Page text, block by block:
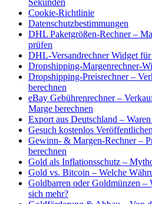
Sekunden
Cookie-Richtlinie
Datenschutzbestimmungen
DHL Paketgrößen-Rechner –
prüfen
DHL-Versandrechner Widget für
Dropshipping-Margenrechner-
Dropshipping-Preisrechner –
berechnen
eBay Gebührenrechner –
Marge berechnen
Export aus Deutschland –
Gesuch kostenlos Veröffentlichen
Gewinn- & Margen-Rechner –
berechnen
Gold als Inflationsschutz –
Gold vs. Bitcoin – Welche
Goldbarren oder Goldmünzen –
sich mehr?